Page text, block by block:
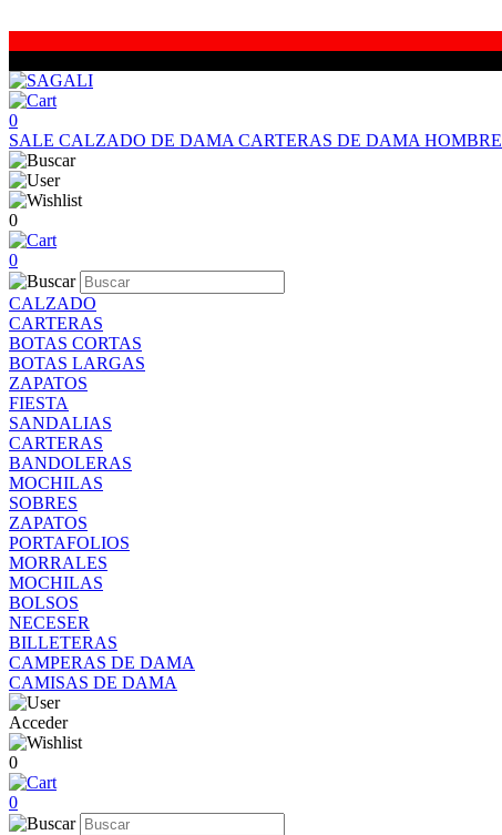
0
SALE CALZADO DE DAMA CARTERAS DE DAMA HOMBRE
0
0
CALZADO
CARTERAS
BOTAS CORTAS
BOTAS LARGAS
ZAPATOS
FIESTA
SANDALIAS
CARTERAS
BANDOLERAS
MOCHILAS
SOBRES
ZAPATOS
PORTAFOLIOS
MORRALES
MOCHILAS
BOLSOS
NECESER
BILLETERAS
CAMPERAS DE DAMA
CAMISAS DE DAMA
Acceder
0
0